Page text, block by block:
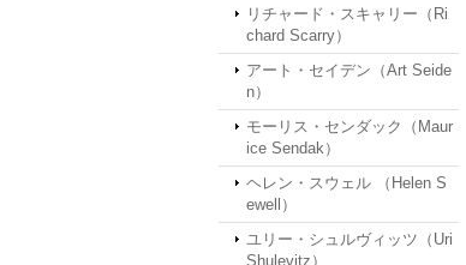
リチャード・スキャリー（Ri
chard Scarry）
アート・セイデン（Art Seide
n）
モーリス・センダック（Maur
ice Sendak）
ヘレン・スウェル （Helen S
ewell）
ユリー・シュルヴィッツ（Uri
Shulevitz）